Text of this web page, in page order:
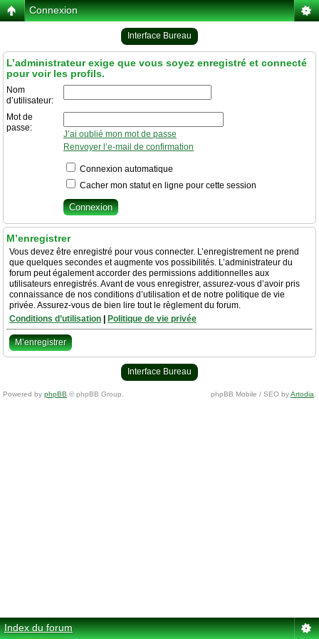
Connexion
Interface Bureau
L’administrateur exige que vous soyez enregistré et connecté
pour voir les profils.
Nom
d’utilisateur:
Mot de
passe:
J’ai oublié mon mot de passe
Renvoyer l’e-mail de confirmation
Connexion automatique
Cacher mon statut en ligne pour cette session
M’enregistrer
Vous devez être enregistré pour vous connecter. L’enregistrement ne prend
que quelques secondes et augmente vos possibilités. L’administrateur du
forum peut également accorder des permissions additionnelles aux
utilisateurs enregistrés. Avant de vous enregistrer, assurez-vous d’avoir pris
connaissance de nos conditions d’utilisation et de notre politique de vie
privée. Assurez-vous de bien lire tout le règlement du forum.
Conditions d’utilisation
Politique de vie privée
M’enregistrer
Interface Bureau
Powered by phpBB © phpBB Group. phpBB Mobile / SEO byArtodia
Index du forum